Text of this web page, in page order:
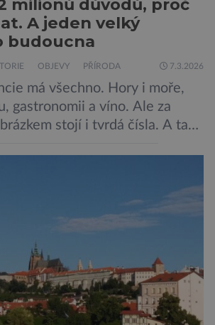
milionů důvodů, proč
A jeden velký
budoucna
OBJEVY PŘÍRODA 7.3.2026
má všechno. Hory i moře,
gastronomii a víno. Ale za
stojí i tvrdá čísla. A ta
hory nebo moře. Francie si v